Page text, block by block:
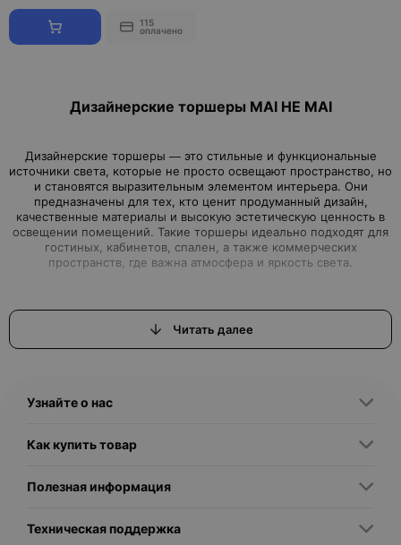
115
оплачено
Дизайнерские торшеры MAI HE MAI
Дизайнерские торшеры — это стильные и функциональные
источники света, которые не просто освещают пространство, но
и становятся выразительным элементом интерьера. Они
предназначены для тех, кто ценит продуманный дизайн,
качественные материалы и высокую эстетическую ценность в
освещении помещений. Такие торшеры идеально подходят для
гостиных, кабинетов, спален, а также коммерческих
Виды дизайнерских торшеров
Чаще всего имеют строгие геометрические линии и
- Ретро и винтаж — воплощают эстетику прошлых эпох, с
- Ар-деко и люксовый стиль — торшеры с элементами
Читать далее
Узнайте о нас
Как купить товар
Полезная информация
Техническая поддержка